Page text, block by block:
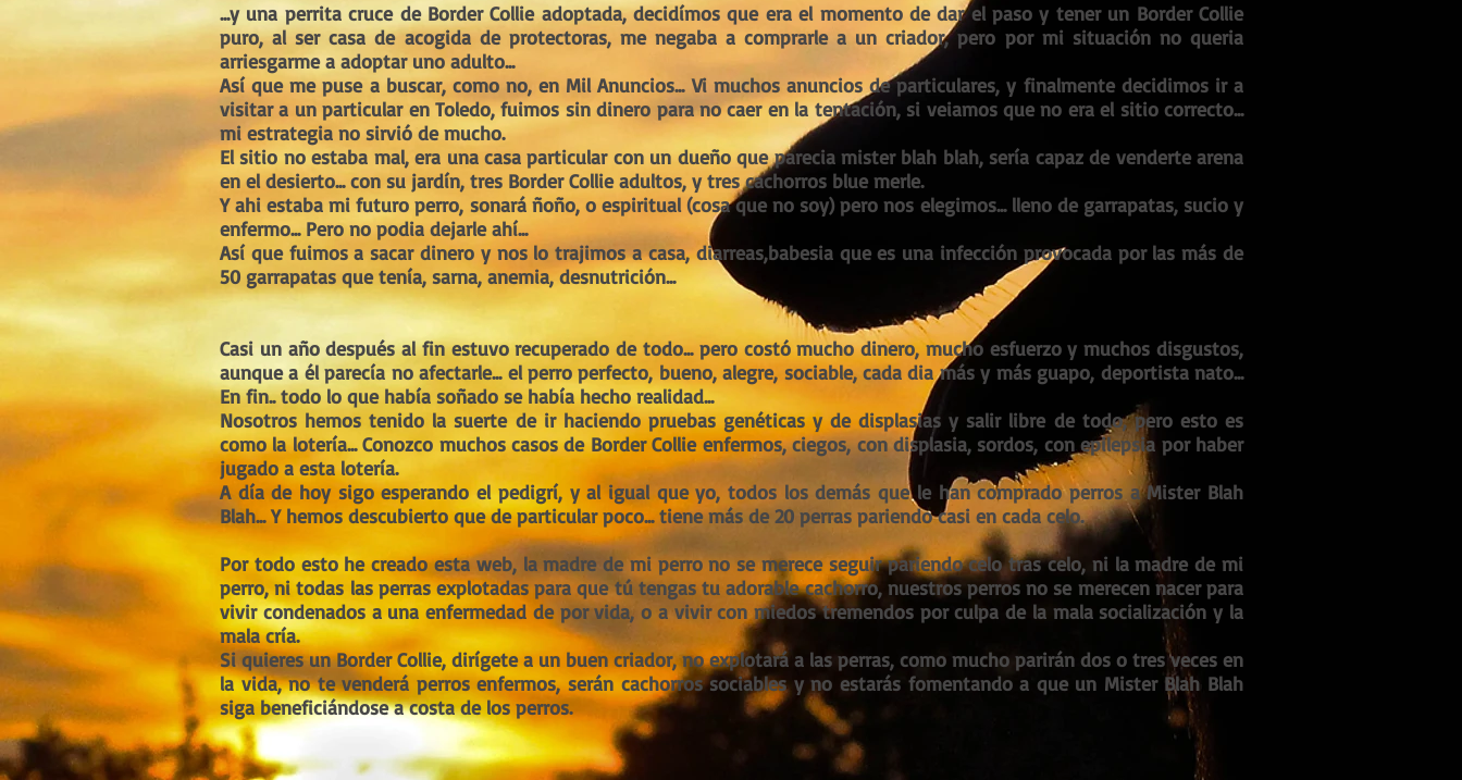
...y una perrita cruce de Border Collie adoptada, decidímos que era el momento de dar el paso y tener un Border Collie
puro, al ser casa de acogida de protectoras, me negaba a comprarle a un criador, pero por mi situación no queria
arriesgarme a adoptar uno adulto...
Así que me puse a buscar, como no, en Mil Anuncios... Vi muchos anuncios de particulares, y finalmente decidimos ir a
visitar a un particular en Toledo, fuimos sin dinero para no caer en la tentación, si veiamos que no era el sitio correcto...
mi estrategia no sirvió de mucho.
El sitio no estaba mal, era una casa particular con un dueño que parecia mister blah blah, sería capaz de venderte arena
en el desierto... con su jardín, tres Border Collie adultos, y tres cachorros blue merle.
Y ahi estaba mi futuro perro, sonará ñoño, o espiritual (cosa que no soy) pero nos elegimos... lleno de garrapatas, sucio y
enfermo... Pero no podia dejarle ahí...
Así que fuimos a sacar dinero y nos lo trajimos a casa, diarreas,babesia que es una infección provocada por las más de
50 garrapatas que tenía, sarna, anemia, desnutrición...
Casi un año después al fin estuvo recuperado de todo... pero costó mucho dinero, mucho esfuerzo y muchos disgustos,
aunque a él parecía no afectarle... el perro perfecto, bueno, alegre, sociable, cada dia más y más guapo, deportista nato...
En fin.. todo lo que había soñado se había hecho realidad...
Nosotros hemos tenido la suerte de ir haciendo pruebas genéticas y de displasias y salir libre de todo, pero esto es
como la lotería... Conozco muchos casos de Border Collie enfermos, ciegos, con displasia, sordos, con epilepsia por haber
jugado a esta lotería.
A día de hoy sigo esperando el pedigrí, y al igual que yo, todos los demás que le han comprado perros a Mister Blah
Blah... Y hemos descubierto que de particular poco... tiene más de 20 perras pariendo casi en cada celo.
Por todo esto he creado esta web, la madre de mi perro no se merece seguir pariendo celo tras celo, ni la madre de mi
perro, ni todas las perras explotadas para que tú tengas tu adorable cachorro, nuestros perros no se merecen nacer para
vivir condenados a una enfermedad de por vida, o a vivir con miedos tremendos por culpa de la mala socialización y la
mala cría.
Si quieres un Border Collie, dirígete a un buen criador, no explotará a las perras, como mucho parirán dos o tres veces en
la vida, no te venderá perros enfermos, serán cachorros sociables y no estarás fomentando a que un Mister Blah Blah
siga beneficiándose a costa de los perros.